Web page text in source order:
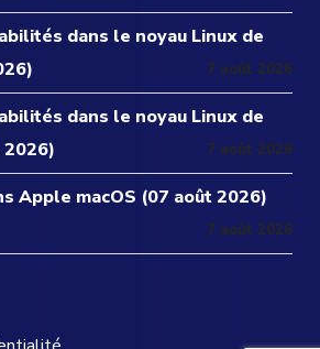
dans le noyau Linux de
7 août 2026
dans le noyau Linux de
2026)
7 août 2026
Apple macOS (07 août 2026)
7 août 2026